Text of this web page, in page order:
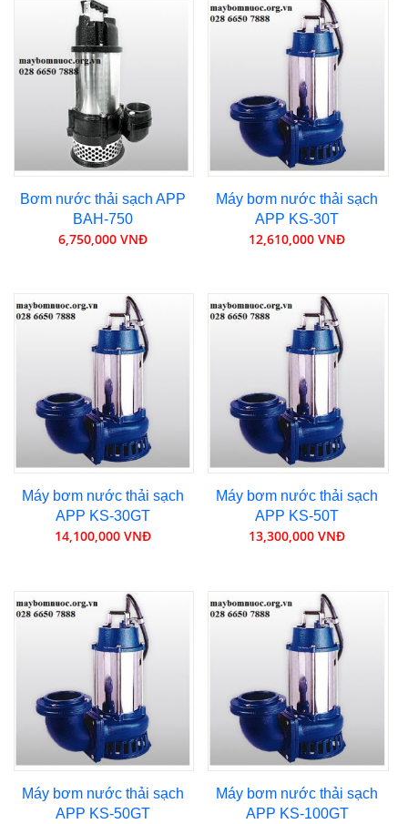
Bơm nước thải sạch APP
BAH-750
6,750,000 VNĐ
Máy bơm nước thải sạch
APP KS-30T
12,610,000 VNĐ
Máy bơm nước thải sạch
APP KS-30GT
14,100,000 VNĐ
Máy bơm nước thải sạch
APP KS-50T
13,300,000 VNĐ
Máy bơm nước thải sạch
APP KS-50GT
Máy bơm nước thải sạch
APP KS-100GT